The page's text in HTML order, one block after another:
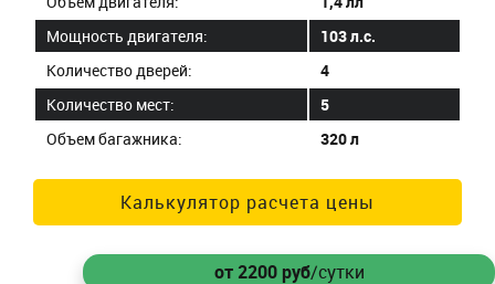
Мощность двигателя:
103 л.с.
Количество дверей:
4
Количество мест:
5
Объем багажника:
320 л
Калькулятор расчета цены
от 2200руб/сутки